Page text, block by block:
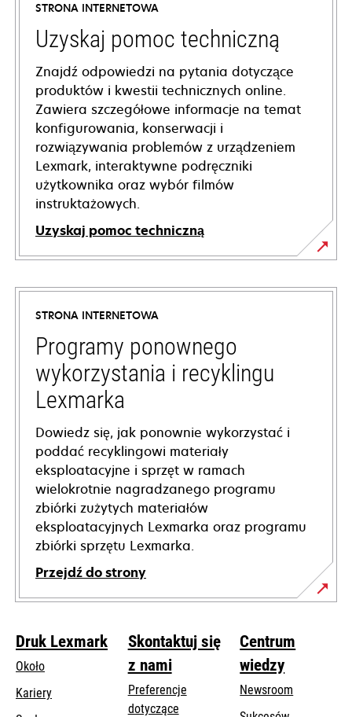
STRONA INTERNETOWA
Uzyskaj pomoc techniczną
Znajdź odpowiedzi na pytania dotyczące
produktów i kwestii technicznych online.
Zawiera szczegółowe informacje na temat
konfigurowania, konserwacji i
rozwiązywania problemów z urządzeniem
Lexmark, interaktywne podręczniki
użytkownika oraz wybór filmów
instruktażowych.
Uzyskaj pomoc techniczną
opens
in
new
tab
STRONA INTERNETOWA
Programy ponownego
wykorzystania i recyklingu
Lexmarka
Dowiedz się, jak ponownie wykorzystać i
poddać recyklingowi materiały
eksploatacyjne i sprzęt w ramach
wielokrotnie nagradzanego programu
zbiórki zużytych materiałów
eksploatacyjnych Lexmarka oraz programu
zbiórki sprzętu Lexmarka.
Przejdź do strony
Druk Lexmark
Około
Kariery
Skontaktuj się
z nami
Preferencje
dotyczące
Centrum
wiedzy
Newsroom